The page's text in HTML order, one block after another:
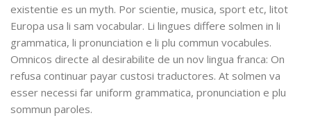
existentie es un myth. Por scientie, musica, sport etc, litot
Europa usa li sam vocabular. Li lingues differe solmen in li
grammatica, li pronunciation e li plu commun vocabules.
Omnicos directe al desirabilite de un nov lingua franca: On
refusa continuar payar custosi traductores. At solmen va
esser necessi far uniform grammatica, pronunciation e plu
sommun paroles.